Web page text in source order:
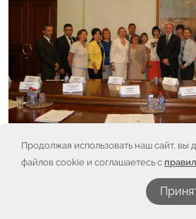
Продолжая использовать наш сайт, вы
файлов cookie и соглашаетесь с